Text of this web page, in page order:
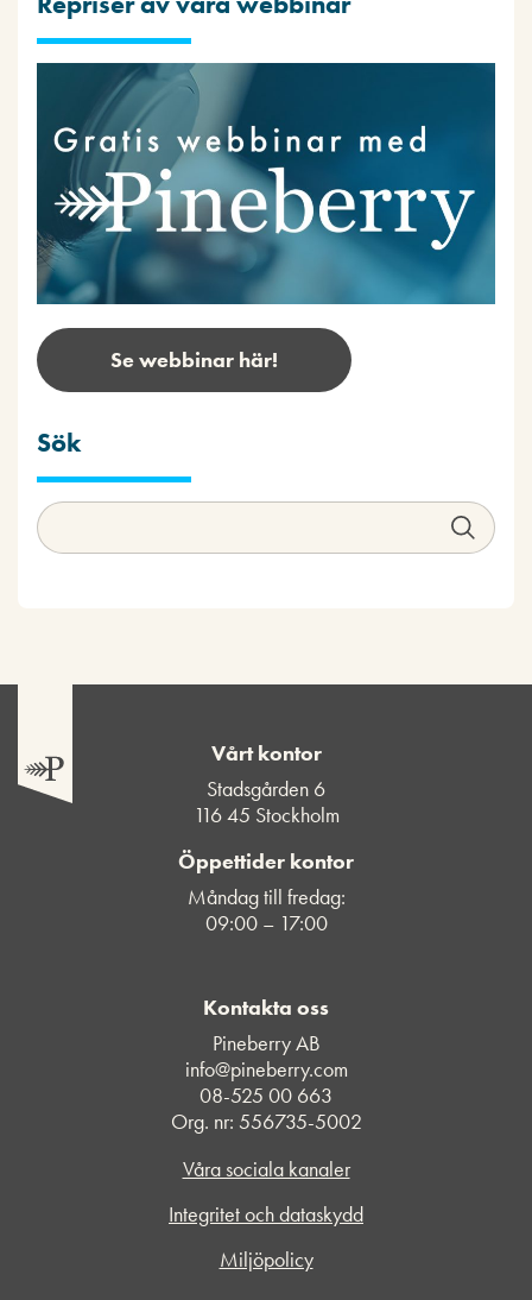
Se webbinar här!
Sök
Vårt kontor
Stadsgården 6
116 45 Stockholm
Öppettider kontor
Måndag till fredag:
09:00 – 17:00
Kontakta oss
Pineberry AB
info@pineberry.com
08-525 00 663
Org. nr: 556735-5002
Våra sociala kanaler
Integritet och dataskydd
Miljöpolicy